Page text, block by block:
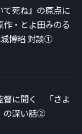
て死ね』の原点に
・とよ田みのる
博昭 対談①
督に聞く 「さよ
の深い話②